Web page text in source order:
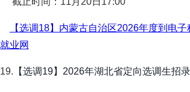
【选调18】内蒙古自治区2026年度到电
就业网
19. 【选调19】2026年湖北省定向选调生招